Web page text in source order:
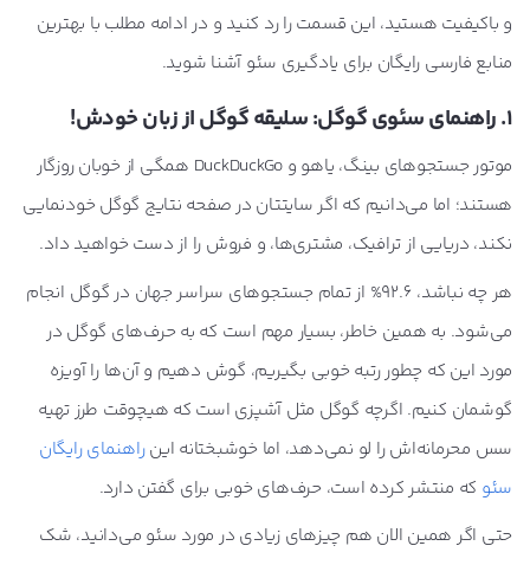
و باکیفیت هستید، این قسمت را رد کنید و در ادامه مطلب با بهترین
منابع فارسی رایگان برای یادگیری سئو آشنا شوید.
1. راهنمای سئوی گوگل: سلیقه گوگل از زبان خودش!
موتور جستجوهای بینگ، یاهو و DuckDuckGo همگی از خوبان روزگار
هستند؛ اما می‌دانیم که اگر سایتتان در صفحه نتایج گوگل خودنمایی
نکند، دریایی از ترافیک، مشتری‌ها، و فروش را از دست خواهید داد.
هر چه نباشد، 92.6% از تمام جستجوهای سراسر جهان در گوگل انجام
می‌شود. به همین خاطر، بسیار مهم است که به حرف‌های گوگل در
مورد این که چطور رتبه خوبی بگیریم، گوش دهیم و آن‌ها را آویزه
گوشمان کنیم. اگرچه گوگل مثل آشپزی است که هیچوقت طرز تهیه
سس محرمانه‌اش را لو نمی‌دهد، اما خوشبختانه اینراهنمای رایگان
سئو که منتشر کرده است، حرف‌های خوبی برای گفتن دارد.
حتی اگر همین الان هم چیزهای زیادی در مورد سئو می‌دانید، شک